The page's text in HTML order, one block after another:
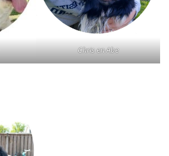
Chris en Abe